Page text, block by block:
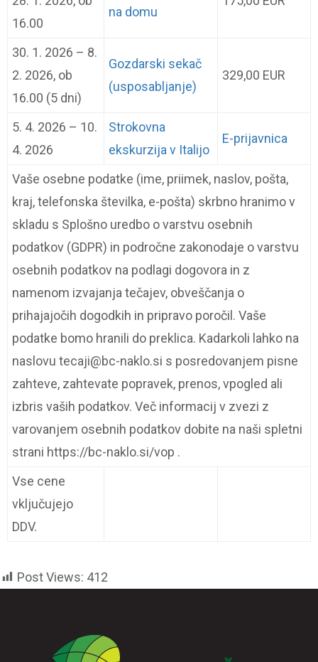
16.00
na domu
30. 1. 2026 – 8.
2. 2026, ob
16.00 (5 dni)
Gozdarski sekač
(usposabljanje)
329,00 EUR
5. 4. 2026 – 10.
4. 2026
Strokovna
ekskurzija v Italijo
E-prijavnica
Vaše osebne podatke (ime, priimek, naslov, pošta,
kraj, telefonska številka, e-pošta) skrbno hranimo v
skladu s Splošno uredbo o varstvu osebnih
podatkov (GDPR) in področne zakonodaje o varstvu
osebnih podatkov na podlagi dogovora in z
namenom izvajanja tečajev, obveščanja o
prihajajočih dogodkih in pripravo poročil. Vaše
podatke bomo hranili do preklica. Kadarkoli lahko na
naslovu tecaji@bc-naklo.si s posredovanjem pisne
zahteve, zahtevate popravek, prenos, vpogled ali
izbris vaših podatkov. Več informacij v zvezi z
varovanjem osebnih podatkov dobite na naši spletni
strani https://bc-naklo.si/vop .
Vse cene
vključujejo
DDV.
Post Views: 412